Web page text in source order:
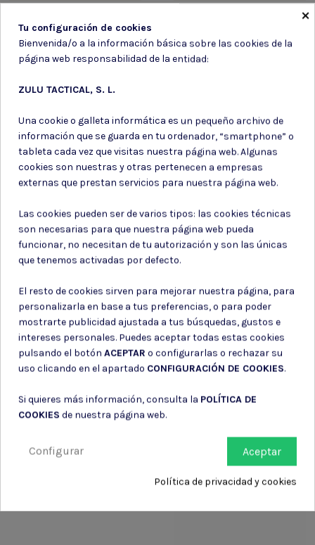
26,25 €
Baterias li-po
CARGADOR BATERIA PRO DUEL
CODE
26,25 €
NUPROL-BATERIA LIPO
1450MAH 11.1V 30C1
37,75 €
×
Tu configuración de cookies
Bienvenida/o a la información básica sobre las cookies de la
página web responsabilidad de la entidad:
ZULU TACTICAL, S. L.
Una cookie o galleta informática es un pequeño archivo de
información que se guarda en tu ordenador, “smartphone” o
tableta cada vez que visitas nuestra página web. Algunas
cookies son nuestras y otras pertenecen a empresas
externas que prestan servicios para nuestra página web.
Las cookies pueden ser de varios tipos: las cookies técnicas
son necesarias para que nuestra página web pueda
funcionar, no necesitan de tu autorización y son las únicas
que tenemos activadas por defecto.
El resto de cookies sirven para mejorar nuestra página, para
personalizarla en base a tus preferencias, o para poder
mostrarte publicidad ajustada a tus búsquedas, gustos e
intereses personales. Puedes aceptar todas estas cookies
pulsando el botón ACEPTAR o configurarlas o rechazar su
uso clicando en el apartado CONFIGURACIÓN DE COOKIES.
Si quieres más información, consulta la POLÍTICA DE
COOKIES de nuestra página web.
Aceptar
Configurar
Política de privacidad y cookies